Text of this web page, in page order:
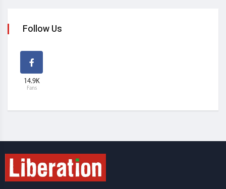
Follow Us
14.9K
Fans